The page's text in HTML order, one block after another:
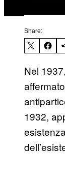
Share:
Nel
1932,